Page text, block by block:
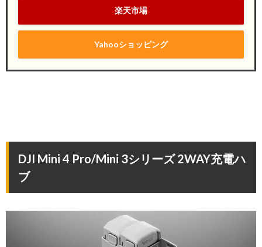
楽天市場
Yahooショッピング
DJI Mini 4 Pro/Mini 3シリーズ 2WAY充電ハ
ブ